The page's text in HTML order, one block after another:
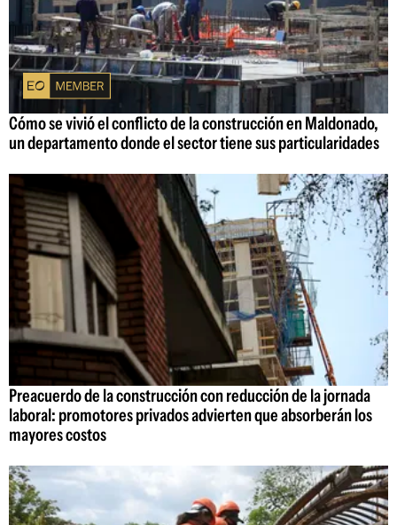
Cómo se vivió el conflicto de la construcción en Maldonado,
un departamento donde el sector tiene sus particularidades
Preacuerdo de la construcción con reducción de la jornada
laboral: promotores privados advierten que absorberán los
mayores costos